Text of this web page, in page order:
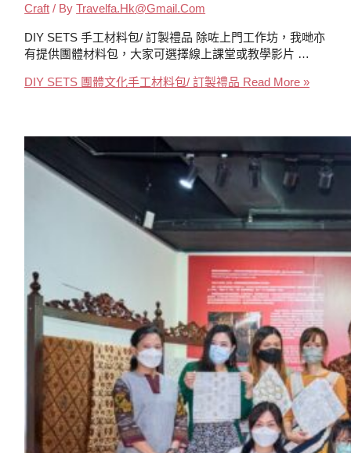
Craft / ByTravelfa.hk@gmail.com
DIY SETS 手工材料包/ 訂製禮品 除咗上門工作坊，我哋亦
有提供團體材料包，大家可選擇線上課堂或教學影片 …
DIY SETS 團體文化手工材料包/ 訂製禮品 Read More »